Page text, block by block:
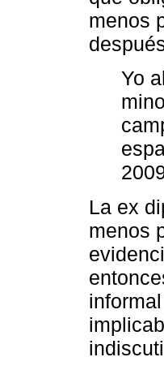
menos
Yo
La ex
menos